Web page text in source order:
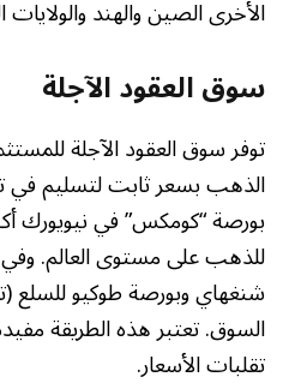
الأخرى الصين والهند
سوق العقود الآجلة
توفر سوق العقود الآجلة
الذهب بسعر ثابت لتسليم في
بورصة “كومكس” في نيويورك
للذهب على مستوى العالم.
شنغهاي وبورصة طوكيو للسلع
السوق. تعتبر هذه الطريقة
تقلبات الأسعار.